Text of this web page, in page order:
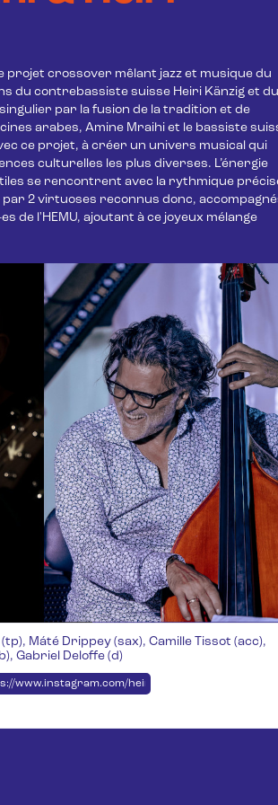
projet crossover mêlant jazz et musique du
du contrebassiste suisse Heiri Känzig et du
par la fusion de la tradition et de
arabes, Amine Mraihi et le bassiste
ce projet, à créer un univers musical qui
culturelles les plus diverses. L’énergie
se rencontrent avec la rythmique
par 2 virtuoses reconnus donc,
de l'HEMU, ajoutant à ce joyeux mélange
Máté Drippey (sax), Camille Tissot (acc),
Gabriel Deloffe (d)
www.instagram.com/heirikaenzig/?hl=fr
details/hemu-jazz-group-feat-amine-mraihi-heiri-